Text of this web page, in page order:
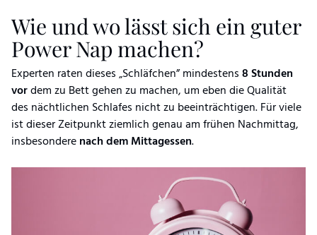
Wie und wo lässt sich ein guter
Power Nap machen?
Experten raten dieses „Schläfchen” mindestens8Stunden
vordem zu Bett gehen zu machen, um eben die Qualität
des nächtlichen Schlafes nicht zu beeinträchtigen. Für viele
ist dieser Zeitpunkt ziemlich genau am frühen Nachmittag,
insbesonderenachdemMittagessen.